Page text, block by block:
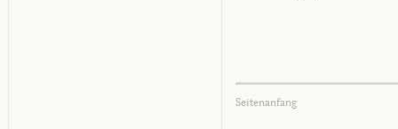
Seitenanfang